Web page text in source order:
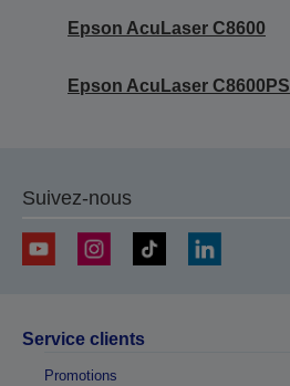
Epson AcuLaser C8600
Epson AcuLaser C8600PS
Suivez-nous
Service clients
Promotions